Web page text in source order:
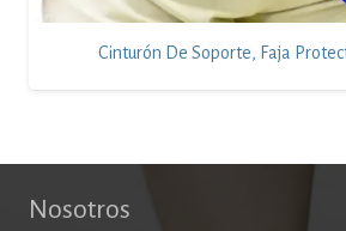
Cinturón De Soporte, Faja
Nosotros